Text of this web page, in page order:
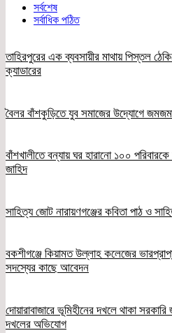
সর্বশেষ
সর্বাধিক পঠিত
তাহিরপুরের এক ব্যবসায়ীর মাথায় পিস্তল
ক্যাডারের
বৈলর বাঁশকুড়িতে যুব সমাজের উদ্যোগে
বাঁশখালীতে বন্যায় ঘর হারানো ১০০
জাহিদ
সাহিত্য জোট নারায়ণগঞ্জের কবিতা পাঠ ও
বকশীগঞ্জে কিয়ামত উল্লাহ কলেজের
সদস্যের কাছে আবেদন
দোয়ারাবাজারে ভূমিহীনের দখলে থাকা
দখলের অভিযোগ